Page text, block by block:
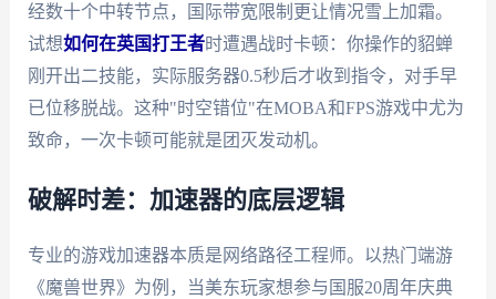
经数十个中转节点，国际带宽限制更让情况雪上加霜。
试想如何在英国打王者时遭遇战时卡顿：你操作的貂蝉
刚开出二技能，实际服务器0.5秒后才收到指令，对手早
已位移脱战。这种"时空错位"在MOBA和FPS游戏中尤为
致命，一次卡顿可能就是团灭发动机。
破解时差：加速器的底层逻辑
专业的游戏加速器本质是网络路径工程师。以热门端游
《魔兽世界》为例，当美东玩家想参与国服20周年庆典